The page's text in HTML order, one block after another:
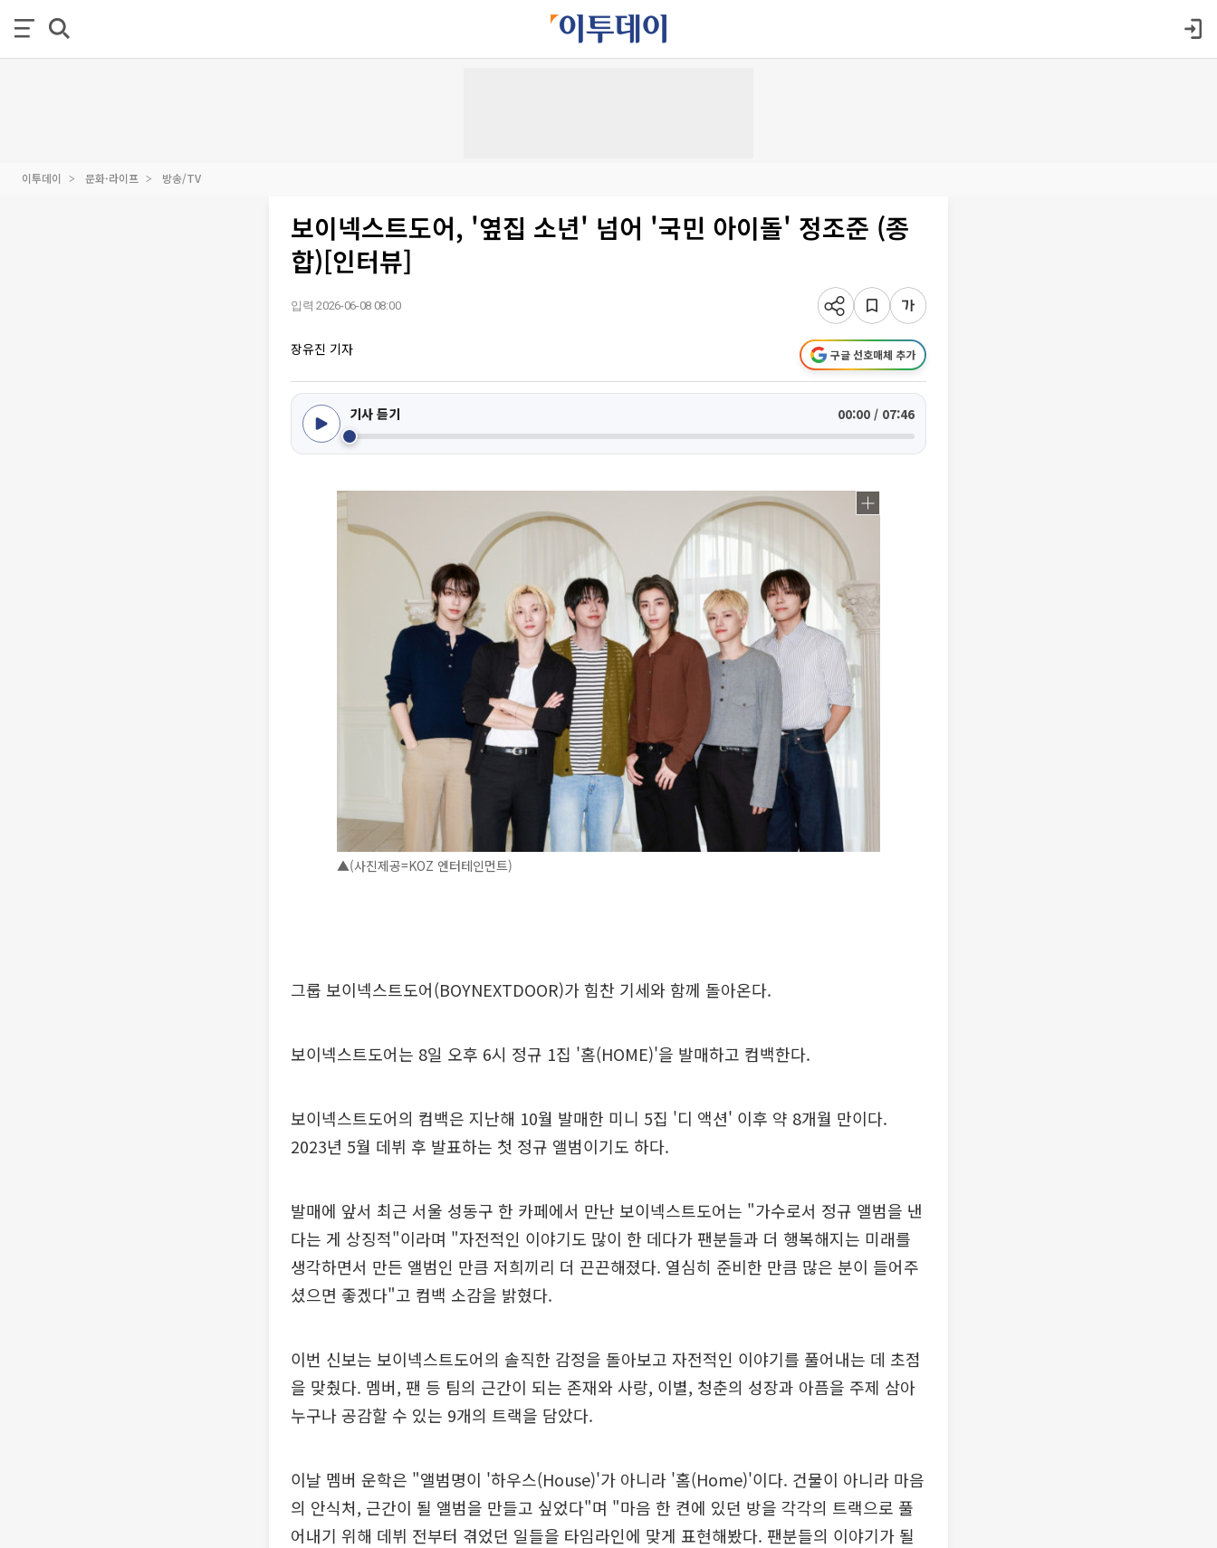
이투데이 문화·라이프 방송/TV
보이넥스트도어, '옆집 소년' 넘어 '국민 아이돌' 정조준 (종
합)[인터뷰]
입력 2026-06-08 08:00
장유진 기자 구글 선호매체 추가
기사 듣기 00:00 / 07:46
▲(사진제공=KOZ 엔터테인먼트)
그룹 보이넥스트도어(BOYNEXTDOOR)가 힘찬 기세와 함께 돌아온다.
보이넥스트도어는 8일 오후 6시 정규 1집 '홈(HOME)'을 발매하고 컴백한다.
보이넥스트도어의 컴백은 지난해 10월 발매한 미니 5집 '디 액션' 이후 약 8개월 만이다.
2023년 5월 데뷔 후 발표하는 첫 정규 앨범이기도 하다.
발매에 앞서 최근 서울 성동구 한 카페에서 만난 보이넥스트도어는 "가수로서 정규 앨범을 낸
다는 게 상징적"이라며 "자전적인 이야기도 많이 한 데다가 팬분들과 더 행복해지는 미래를
생각하면서 만든 앨범인 만큼 저희끼리 더 끈끈해졌다. 열심히 준비한 만큼 많은 분이 들어주
셨으면 좋겠다"고 컴백 소감을 밝혔다.
이번 신보는 보이넥스트도어의 솔직한 감정을 돌아보고 자전적인 이야기를 풀어내는 데 초점
을 맞췄다. 멤버, 팬 등 팀의 근간이 되는 존재와 사랑, 이별, 청춘의 성장과 아픔을 주제 삼아
누구나 공감할 수 있는 9개의 트랙을 담았다.
이날 멤버 운학은 "앨범명이 '하우스(House)'가 아니라 '홈(Home)'이다. 건물이 아니라 마음
의 안식처, 근간이 될 앨범을 만들고 싶었다"며 "마음 한 켠에 있던 방을 각각의 트랙으로 풀
어내기 위해 데뷔 전부터 겪었던 일들을 타임라인에 맞게 표현해봤다. 팬분들의 이야기가 될